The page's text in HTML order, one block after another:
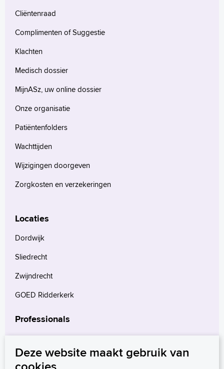
Cliëntenraad
Complimenten of Suggestie
Klachten
Medisch dossier
MijnASz, uw online dossier
Onze organisatie
Patiëntenfolders
Wachttijden
Wijzigingen doorgeven
Zorgkosten en verzekeringen
Locaties
Dordwijk
Sliedrecht
Zwijndrecht
GOED Ridderkerk
Professionals
Verwijzers
Wetenschappelijk onderzoek
Deze website maakt gebruik van